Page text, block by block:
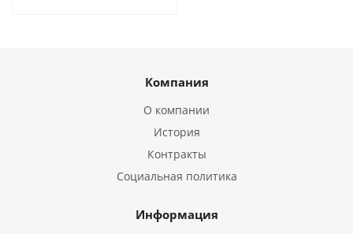
Компания
О компании
История
Контракты
Социальная политика
Информация